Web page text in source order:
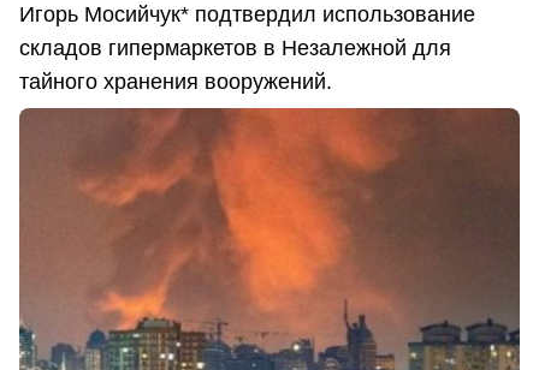
Игорь Мосийчук* подтвердил использование
складов гипермаркетов в Незалежной для
тайного хранения вооружений.